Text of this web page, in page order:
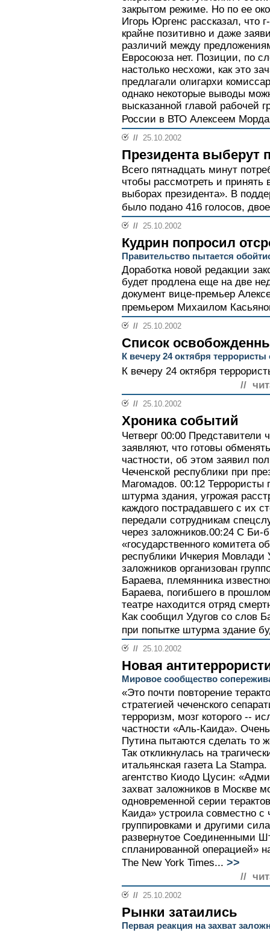
закрытом режиме. Но по ее
Игорь Юргенс рассказал, что
крайне позитивно и даже
различий между
Евросоюза нет. Позиции, по
настолько несхожи, как это
предлагали олигархи
однако некоторые выводы
высказанной главой рабочей
России в ВТО Алексеем
// 25.10.2002
Президента выберут
Всего пятнадцать минут
чтобы рассмотреть и принять
выборах президента». В
было подано 416 голосов,
// 25.10.2002
Кудрин попросил
Правительство пытается
Доработка новой редакции
будет продлена еще на две
документ вице-премьер
премьером Михаилом
// 25.10.2002
Список
К вечеру 24 октября
К вечеру 24 октября
//
// 25.10.2002
Хроника событий
Четверг 00:00
заявляют, что готовы
частности, об этом заявил
Чеченской республики при
Магомадов. 00:12 Террористы
штурма здания, угрожая
каждого пострадавшего с их
передали сотрудникам
через заложников.00:24 С Би-
«государственного комитета
республики Ичкерия Мовлади
заложников организован
Бараева, племянника
Бараева, погибшего в
театре находится отряд
Как сообщил Удугов со слов
при попытке штурма здание
// 25.10.2002
Новая
Мировое сообщество
«Это почти повторение
стратегией чеченского
терроризм, мозг которого --
частности «Аль-Каида».
Путина пытаются сделать то
Так откликнулась на
итальянская газета La
агентство Киодо Цусин:
захват заложников в Москве
одновременной серии
Каида» устроила совместно
группировками и другими
развернутое Соединенными
спланированной операцией»
The New York Times... >>
//
// 25.10.2002
Рынки затаились
Первая реакция на захват